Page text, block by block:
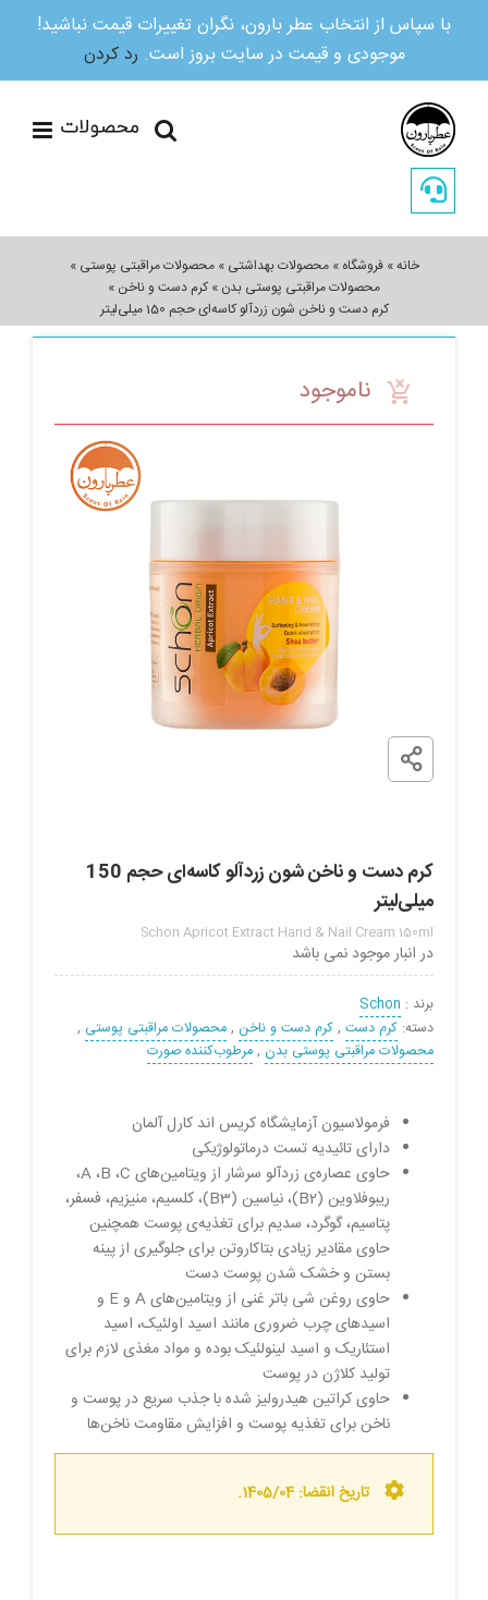
با سپاس از انتخاب عطر بارون، نگران تغییرات قیمت نباشید!
موجودی و قیمت در سایت بروز است. رد کردن
content
خانه»فروشگاه »محصولات بهداشتی »محصولات مراقبتی پوستی »
محصولات مراقبتی پوستی بدن » کرم دست و ناخن »
کرم دست و ناخن شون زردآلو کاسه‌ای حجم 150 میلی‌لیتر
ناموجود
کرم دست و ناخن شون زردآلو کاسه‌ای حجم 150
میلی‌لیتر
Schon Apricot Extract Hand & Nail Cream 150ml
در انبار موجود نمی باشد
برند : Schon
دسته: کرم دست ,کرم دست و ناخن ,محصولات مراقبتی پوستی ,
محصولات مراقبتی پوستی بدن ,مرطوب‌کننده صورت
فرمولاسیون آزمایشگاه کریس اند کارل آلمان
دارای تائیدیه تست درماتولوژیکی
حاوی عصاره‌ی زردآلو سرشار از ویتامین‌های A ،B ،C،
ریبوفلاوین (B2)، نیاسین (B3)، کلسیم، منیزیم، فسفر،
پتاسیم، گوگرد، سدیم برای تغذیه‌ی پوست همچنین
حاوی مقادیر زیادی بتاکاروتن برای جلوگیری از پینه
بستن و خشک شدن پوست دست
حاوی روغن شی باتر غنی از ویتامین‌های A و E و
اسیدهای چرب ضروری مانند اسید اولئیک، اسید
استئاریک و اسید لینولئیک بوده و مواد مغذی لازم برای
تولید کلاژن در پوست
حاوی کراتین هیدرولیز شده با جذب سریع در پوست و
ناخن برای تغذیه پوست و افزایش مقاومت ناخن‌ها
تاریخ انقضا: 1405/04 .